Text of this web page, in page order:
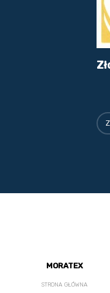
MORATEX
STRONA GŁÓWNA